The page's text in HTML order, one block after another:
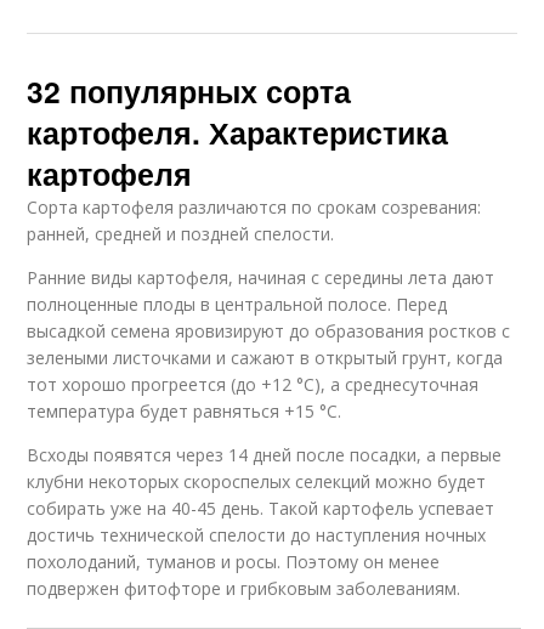
32 популярных сорта
картофеля. Характеристика
картофеля
Сорта картофеля различаются по срокам созревания:
ранней, средней и поздней спелости.
Ранние виды картофеля, начиная с середины лета дают
полноценные плоды в центральной полосе. Перед
высадкой семена яровизируют до образования ростков с
зелеными листочками и сажают в открытый грунт, когда
тот хорошо прогреется (до +12 °C), а среднесуточная
температура будет равняться +15 °C.
Всходы появятся через 14 дней после посадки, а первые
клубни некоторых скороспелых селекций можно будет
собирать уже на 40-45 день. Такой картофель успевает
достичь технической спелости до наступления ночных
похолоданий, туманов и росы. Поэтому он менее
подвержен фитофторе и грибковым заболеваниям.